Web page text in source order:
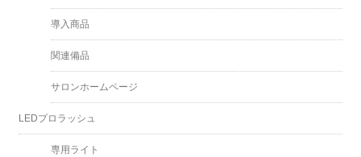
導入商品
関連備品
サロンホームページ
LEDプロラッシュ
専用ライト